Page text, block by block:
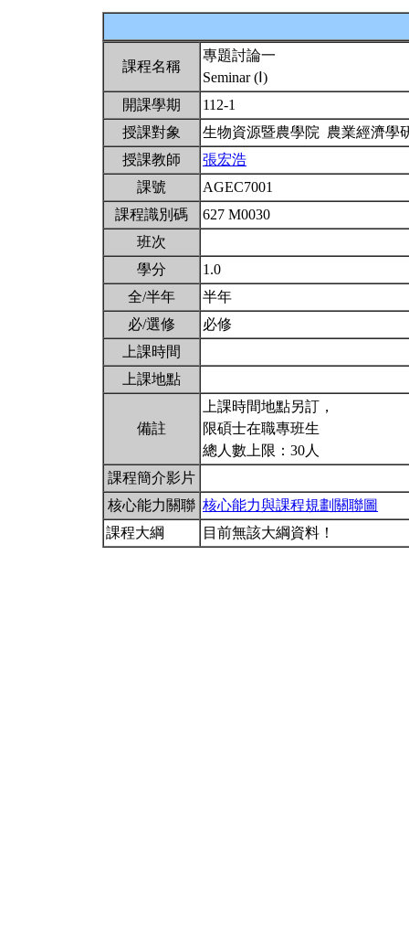
課程名稱
專題討論一
Seminar (Ⅰ)
開課學期
112-1
授課對象
生物資源暨農學院 農業經濟學
授課教師
張宏浩
課號
AGEC7001
課程識別碼
627 M0030
班次
學分
1.0
全/半年
半年
必/選修
必修
上課時間
上課地點
備註
上課時間地點另訂，
限碩士在職專班生
總人數上限：30人
課程簡介影片
核心能力關聯 核心能力與課程規劃關聯圖
課程大綱
目前無該大綱資料！